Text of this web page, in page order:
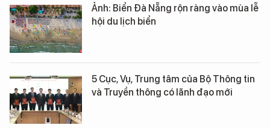
Ảnh: Biển Đà Nẵng rộn ràng vào mùa lễ
hội du lịch biển
5 Cục, Vụ, Trung tâm của Bộ Thông tin
và Truyền thông có lãnh đạo mới